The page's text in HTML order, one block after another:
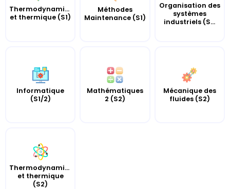
Thermodynamique
et thermique (S1)
Méthodes
Maintenance (S1)
Organisation des
systèmes
industriels (S...
Informatique
(S1/2)
Mathématiques
2 (S2)
Mécanique des
fluides (S2)
Thermodynamique
et thermique
(S2)